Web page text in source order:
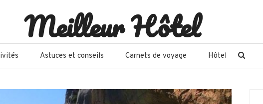
Meilleur Hôtel
Astuces et conseils Carnets de voyage Hôtel